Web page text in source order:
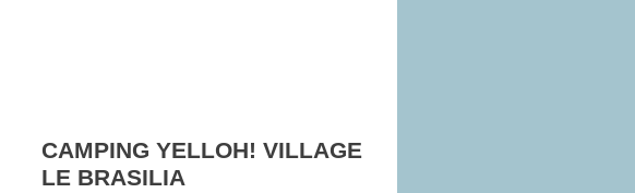
CAMPING YELLOH! VILLAGE
LE BRASILIA